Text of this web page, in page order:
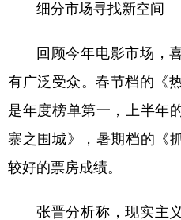
细分市场寻找新空间
回顾今年电影市场，
有广泛受众。春节档的《
是年度榜单第一，上半年
寨之围城》，暑期档的《
较好的票房成绩。
张晋分析称，现实主